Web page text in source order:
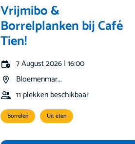
Vrijmibo &
Borrelplanken bij Café
Tien!
7 August 2026 | 16:00
Bloemenmar...
11 plekken beschikbaar
Borrelen Uit eten